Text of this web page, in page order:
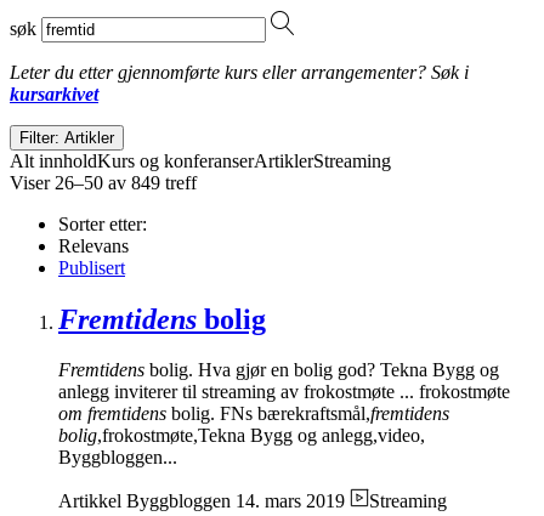
søk
Leter du etter gjennomførte kurs eller arrangementer? Søk i
kursarkivet
Filter: Artikler
Alt innholdKurs og konferanserArtiklerStreaming
Viser 26–50 av 849 treff
Sorter etter:
Relevans
Publisert
Fremtidens bolig
Fremtidens bolig. Hva gjør en bolig god? Tekna Bygg og
anlegg inviterer til streaming av frokostmøte ... frokostmøte
om fremtidens bolig. FNs bærekraftsmål,fremtidens
bolig,frokostmøte,Tekna Bygg og anlegg,video,
Byggbloggen...
Artikkel Byggbloggen 14. mars 2019 Streaming